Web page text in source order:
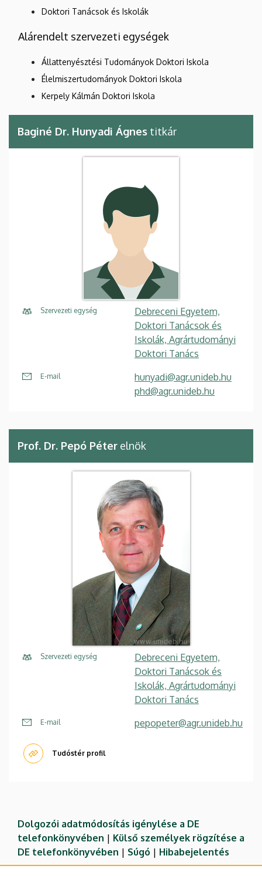
Doktori Tanácsok és Iskolák
Alárendelt szervezeti egységek
Állattenyésztési Tudományok Doktori Iskola
Élelmiszertudományok Doktori Iskola
Kerpely Kálmán Doktori Iskola
Baginé Dr. Hunyadi Ágnes titkár
Szervezeti egység
Debreceni Egyetem,
Doktori Tanácsok és
Iskolák, Agrártudományi
Doktori Tanács
E-mail
hunyadi@agr.unideb.hu
phd@agr.unideb.hu
Prof. Dr. Pepó Péter elnök
Szervezeti egység
Debreceni Egyetem,
Doktori Tanácsok és
Iskolák, Agrártudományi
Doktori Tanács
E-mail pepopeter@agr.unideb.hu
Tudóstér profil
Dolgozói adatmódosítás igénylése a DE
telefonkönyvében | Külső személyek rögzítése a
DE telefonkönyvében | Súgó | Hibabejelentés